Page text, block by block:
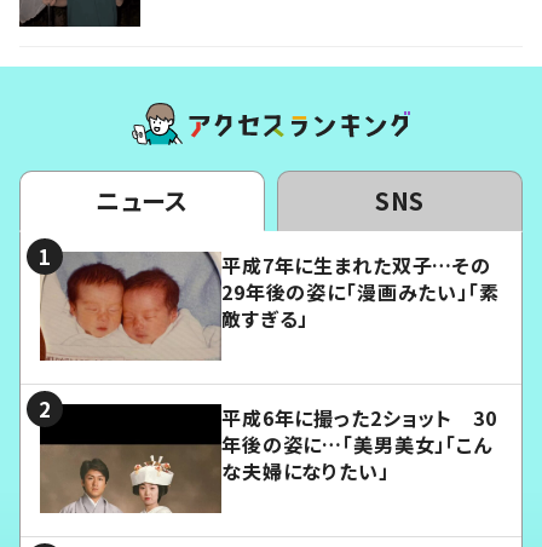
ニュース SNS
平成7年に生まれた双子…その
29年後の姿に「漫画みたい」「素
敵すぎる」
平成6年に撮った2ショット 30
年後の姿に…「美男美女」「こん
な夫婦になりたい」